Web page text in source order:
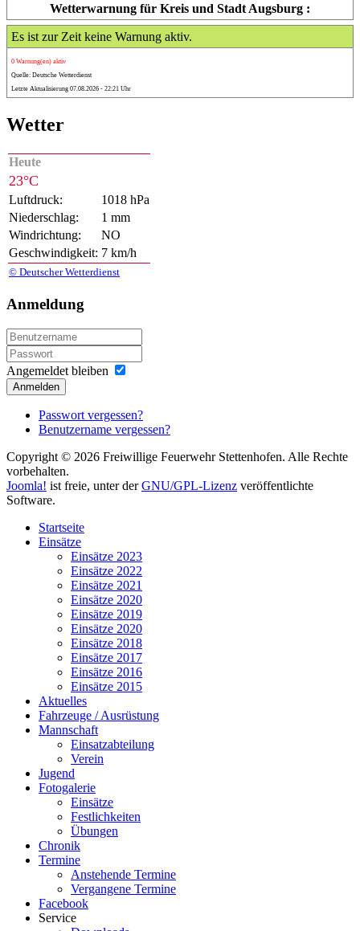
Wetterwarnung für Kreis und Stadt Augsburg :
Es ist zur Zeit keine Warnung aktiv.
0 Warnung(en) aktiv
Quelle: Deutsche Wetterdienst
Letzte Aktualisierung 07.08.2026 - 22:21 Uhr
Wetter
Heute
23°C
Luftdruck:
1018 hPa
Niederschlag:
1 mm
Windrichtung:
NO
Geschwindigkeit: 7 km/h
© Deutscher Wetterdienst
Anmeldung
Angemeldet bleiben
Anmelden
Passwort vergessen?
Benutzername vergessen?
Copyright © 2026 Freiwillige Feuerwehr Stettenhofen. Alle Rechte
vorbehalten.
Joomla! ist freie, unter derGNU/GPL-Lizenz veröffentlichte
Software.
Startseite
Einsätze
Einsätze 2023
Einsätze 2022
Einsätze 2021
Einsätze 2020
Einsätze 2019
Einsätze 2020
Einsätze 2018
Einsätze 2017
Einsätze 2016
Einsätze 2015
Aktuelles
Fahrzeuge / Ausrüstung
Mannschaft
Einsatzabteilung
Verein
Jugend
Fotogalerie
Einsätze
Festlichkeiten
Übungen
Chronik
Termine
Anstehende Termine
Vergangene Termine
Facebook
Service